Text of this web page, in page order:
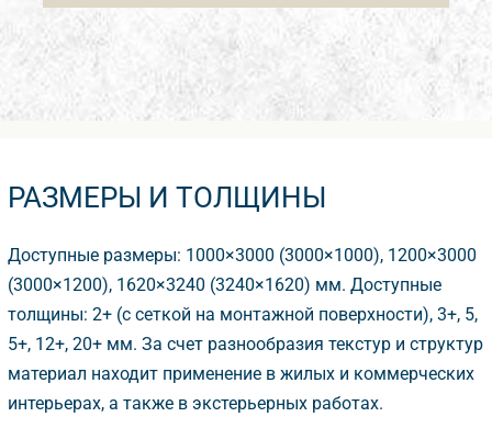
РАЗМЕРЫ И ТОЛЩИНЫ
Доступные размеры: 1000×3000 (3000×1000), 1200×3000
(3000×1200), 1620×3240 (3240×1620) мм. Доступные
толщины: 2+ (с сеткой на монтажной поверхности), 3+, 5,
5+, 12+, 20+ мм. За счет разнообразия текстур и структур
материал находит применение в жилых и коммерческих
интерьерах, а также в экстерьерных работах.